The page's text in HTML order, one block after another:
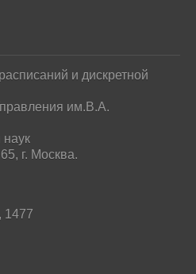
и дискретной
им.В.А.
наук
г. Москва.
1477